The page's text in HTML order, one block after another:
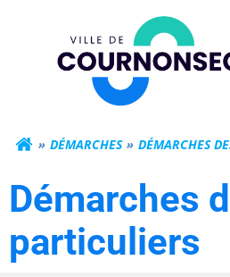
Mairie
DÉMARCHES DÉMARCHES
Démarches
particuliers